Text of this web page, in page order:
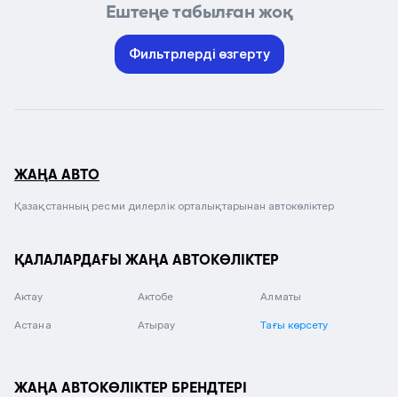
Ештеңе табылған жоқ
Фильтрлерді өзгерту
ЖАҢА АВТО
Қазақстанның ресми дилерлік орталықтарынан автокөліктер
ҚАЛАЛАРДАҒЫ ЖАҢА АВТОКӨЛІКТЕР
Актау Актобе Алматы
Астана Атырау Тағы көрсету
ЖАҢА АВТОКӨЛІКТЕР БРЕНДТЕРІ